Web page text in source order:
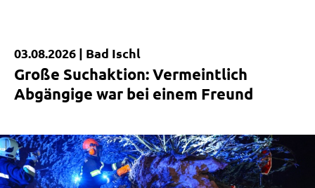
Kurzmeldung
03.08.2026 | Bad Ischl
Große Suchaktion: Vermeintlich
Abgängige war bei einem Freund
|